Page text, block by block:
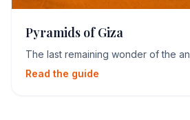
Pyramids of Giza
The last remaining wonder of the
Read the guide